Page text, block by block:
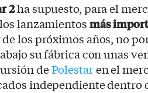
2ha supuesto, para el
lanzamientosmás
los próximos años, no
su fábrica con unas
dePolestaren el
independiente dentro